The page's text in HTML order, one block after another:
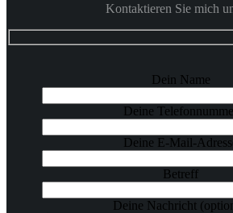
Kontaktieren Sie mich
Dein Name
Deine
Deine E-Mail-
Betreff
Deine Nachricht